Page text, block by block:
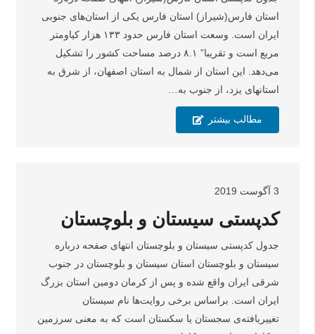
استان فارس(شیراز) استان فارس یکی از استان‌های جنوبی
ایران است. وسعت استان فارس حدود ۱۳۳ هزار کیاومتر
مربع است و تقریبا” ۸.۱ درصد مساحت کشور را تشکیل
می‌دهد. این استان از شمال به استان اصفهان، از شرق به
استانهای یزد، از جنوب به…
مطالب بیشتر
3 آگوست 2019
کدپستی سیستان و بلوچستان
جدول کدپستی سیستان و بلوچستان انتهای صفحه درباره
سیستان و بلوچستان استان سیستان و بلوچستان در جنوب
شرقی ایران واقع شده و پس از کرمان دومین استان بزرگ
ایران است. براساس برخی روایت‌ها نام سیستان
تغییریافته‌ی سجستان یا سکستان است که به معنی سرزمین